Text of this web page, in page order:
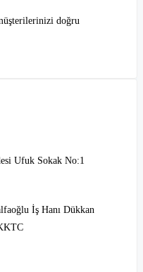
doğru
Ufuk Sokak No:1
İş Hanı Dükkan